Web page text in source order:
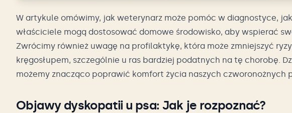
W artykule omówimy, jak weterynarz może pomóc w diagnostyce,
właściciele mogą dostosować domowe środowisko, aby wspierać
Zwrócimy również uwagę na profilaktykę, która może zmniejszyć
kręgosłupem, szczególnie u ras bardziej podatnych na tę chorobę.
możemy znacząco poprawić komfort życia naszych czworonożnych
Objawy dyskopatii u psa: Jak je rozpoznać?